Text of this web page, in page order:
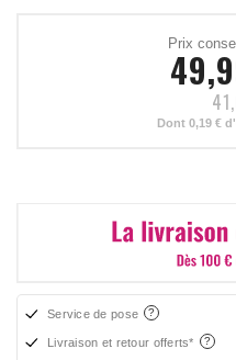
Prix
Dont 0,19 €
Service de pose
Livraison et retour offerts*